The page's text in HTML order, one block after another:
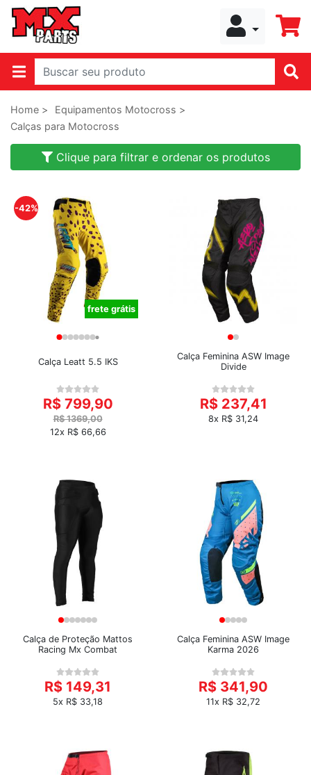
Home >
Equipamentos Motocross >
Calças para Motocross
Clique para filtrar e ordenar os produtos
-42%
frete grátis
Calça Leatt 5.5 IKS
R$ 799,90
R$ 1369,00
12x R$ 66,66
Calça Feminina ASW Image
Divide
R$ 237,41
8x R$ 31,24
Calça de Proteção Mattos
Racing Mx Combat
R$ 149,31
5x R$ 33,18
Calça Feminina ASW Image
Karma 2026
R$ 341,90
11x R$ 32,72